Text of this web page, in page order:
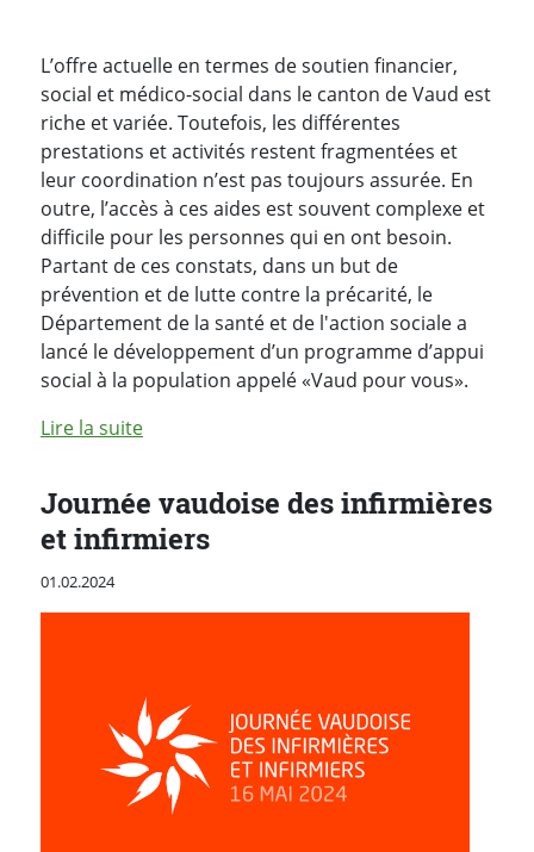
L’offre actuelle en termes de soutien financier,
social et médico-social dans le canton de Vaud est
riche et variée. Toutefois, les différentes
prestations et activités restent fragmentées et
leur coordination n’est pas toujours assurée. En
outre, l’accès à ces aides est souvent complexe et
difficile pour les personnes qui en ont besoin.
Partant de ces constats, dans un but de
prévention et de lutte contre la précarité, le
Département de la santé et de l'action sociale a
lancé le développement d’un programme d’appui
social à la population appelé «Vaud pour vous».
Lire la suitede l'article "«Vaud pour vous» - un
Journée vaudoise des infirmières
et infirmiers
Publié le
01.02.2024